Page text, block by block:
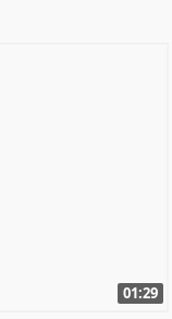
01:29